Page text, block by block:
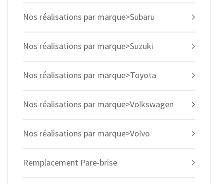
Nos réalisations par marque>Subaru
Nos réalisations par marque>Suzuki
Nos réalisations par marque>Toyota
Nos réalisations par marque>Volkswagen
Nos réalisations par marque>Volvo
Remplacement Pare-brise